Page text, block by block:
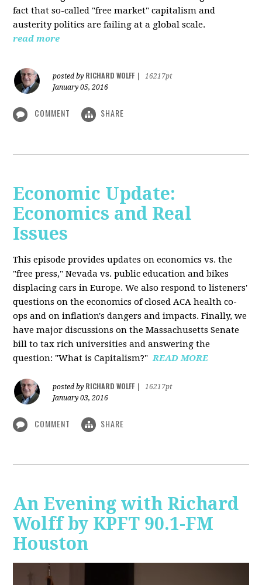
fact that so-called "free market" capitalism and
austerity politics are failing at a global scale.
read more
posted by RICHARD WOLFF
16217pt
January 05, 2016
COMMENT SHARE
Economic Update:
Economics and Real
Issues
This episode provides updates on economics vs. the
"free press," Nevada vs. public education and bikes
displacing cars in Europe. We also respond to listeners'
questions on the economics of closed ACA health co-
ops and on inflation's dangers and impacts. Finally, we
have major discussions on the Massachusetts Senate
bill to tax rich universities and answering the
question: "What is Capitalism?"READ MORE
posted by RICHARD WOLFF
16217pt
January 03, 2016
COMMENT SHARE
An Evening with Richard
Wolff by KPFT 90.1-FM
Houston